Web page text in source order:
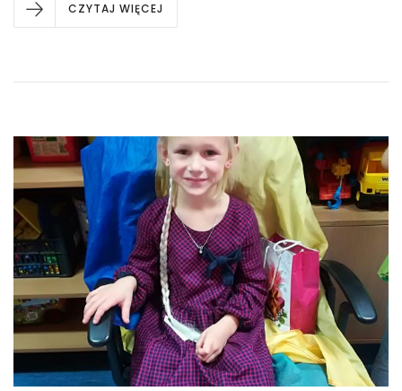
CZYTAJ WIĘCEJ